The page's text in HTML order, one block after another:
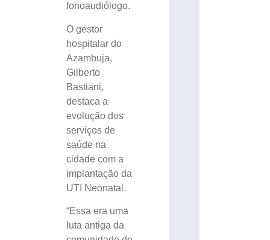
fonoaudiólogo.
O gestor
hospitalar do
Azambuja,
Gilberto
Bastiani,
destaca a
evolução dos
serviços de
saúde na
cidade com a
implantação da
UTI Neonatal.
“Essa era uma
luta antiga da